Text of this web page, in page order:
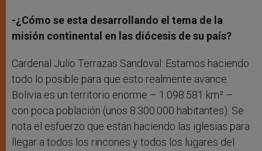
-¿Cómo se esta desarrollando el tema de la
misión continental en las diócesis de su país?
Cardenal Julio Terrazas Sandoval: Estamos haciendo
todo lo posible para que esto realmente avance.
Bolivia es un territorio enorme – 1.098.581 km² –
con poca población (unos 8.300.000 habitantes). Se
nota el esfuerzo que están haciendo las iglesias para
llegar a todos los rincones y todos los lugares del